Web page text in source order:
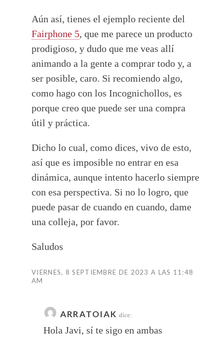
Aún así, tienes el ejemplo reciente del
Fairphone 5, que me parece un producto
prodigioso, y dudo que me veas allí
animando a la gente a comprar todo y, a
ser posible, caro. Si recomiendo algo,
como hago con los Incognichollos, es
porque creo que puede ser una compra
útil y práctica.
Dicho lo cual, como dices, vivo de esto,
así que es imposible no entrar en esa
dinámica, aunque intento hacerlo siempre
con esa perspectiva. Si no lo logro, que
puede pasar de cuando en cuando, dame
una colleja, por favor.
Saludos
VIERNES, 8 SEPTIEMBRE DE 2023 A LAS 11:48
AM
ARRATOIAK dice:
Hola Javi, sí te sigo en ambas